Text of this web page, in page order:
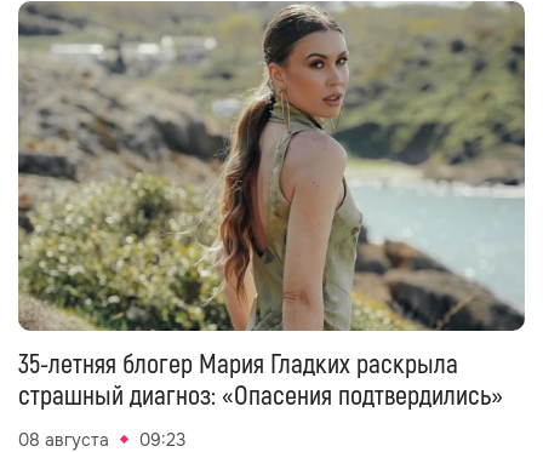
35-летняя блогер Мария Гладких раскрыла
страшный диагноз: «Опасения подтвердились»
08 августа 09:23